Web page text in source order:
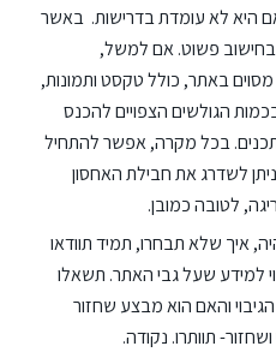
היא לא עומדת בדרישות. באשר
פשוט. אם למשל,
באתר, כולל טקסט ותמונות,
בכמות הגולשים הצפויים להכנס
בכל מקרה, אפשר להתחיל
לשדרג את חבילת האחסון
לטובה כמובן.
איך שלא תבחרו, תמיד תוודאו
למידע שעל גבי האתר. תשאלו
והאם הוא מבצע שחזור
ושחזור- תוותרו. נקודה.